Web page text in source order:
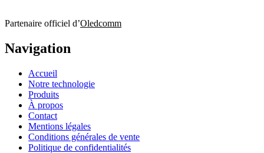
Partenaire officiel d’Oledcomm
Navigation
Accueil
Notre technologie
Produits
À propos
Contact
Mentions légales
Conditions générales de vente
Politique de confidentialités